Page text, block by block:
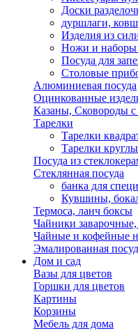
Доски
дуршлаги,
Изделия из
Ножи и наборы
Посуда для
Столовые
Алюминиевая посуда
Оцинкованные
Казаны, Сковороды
Тарелки
Тарелки
Тарелки
Посуда из
Стеклянная посуда
банка для
Кувшины,
Термоса, ланч боксы
Чайники заварочные,
Чайные и кофейные
Эмалированная
Дом и сад
Вазы для цветов
Горшки для цветов
Картины
Корзины
Мебель для дома